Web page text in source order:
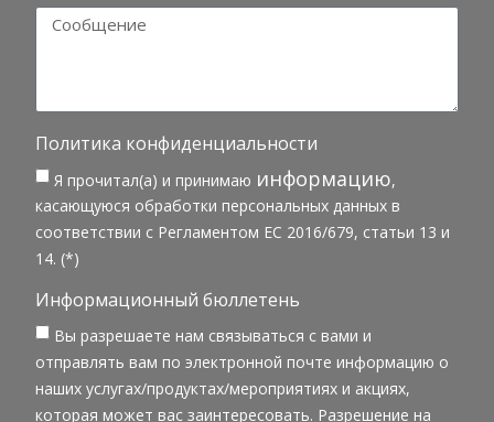
Политика конфиденциальности
Я прочитал(а) и принимаю информацию,
касающуюся обработки персональных данных в
соответствии с Регламентом ЕС 2016/679, статьи 13 и
14. (*)
Информационный бюллетень
Вы разрешаете нам связываться с вами и
отправлять вам по электронной почте информацию о
наших услугах/продуктах/мероприятиях и акциях,
которая может вас заинтересовать. Разрешение на